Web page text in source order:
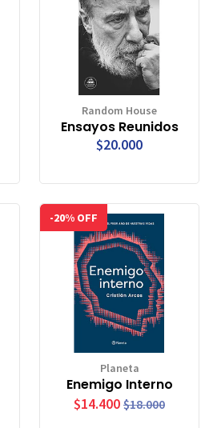
Random House
Ensayos Reunidos
$20.000
-20% OFF
Planeta
Enemigo Interno
$14.400 $18.000